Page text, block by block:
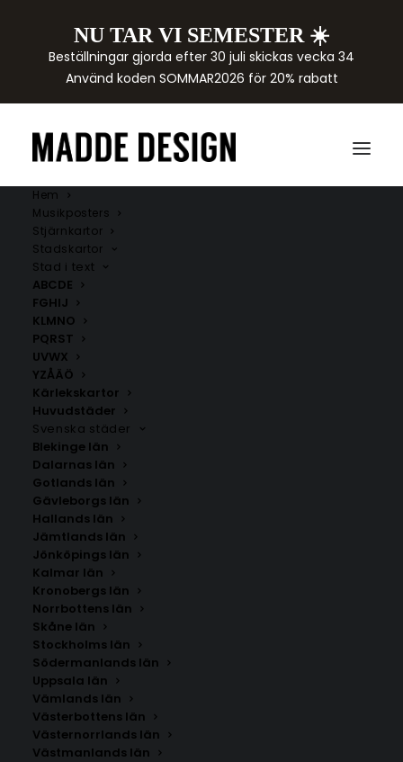
NU TAR VI SEMESTER ☀️
Beställningar gjorda efter 30 juli skickas vecka 34
Använd koden SOMMAR2026 för 20% rabatt
Hem
Musikposters
Stjärnkartor
Stadskartor
Stad i text
ABCDE
FGHIJ
KLMNO
PQRST
UVWX
YZÅÄÖ
Kärlekskartor
Huvudstäder
Svenska städer
Blekinge län
Dalarnas län
Gotlands län
Gävleborgs län
Hallands län
Jämtlands län
Jönköpings län
Kalmar län
Kronobergs län
Norrbottens län
Skåne län
Stockholms län
Södermanlands län
Uppsala län
Vämlands län
Västerbottens län
Västernorrlands län
Västmanlands län